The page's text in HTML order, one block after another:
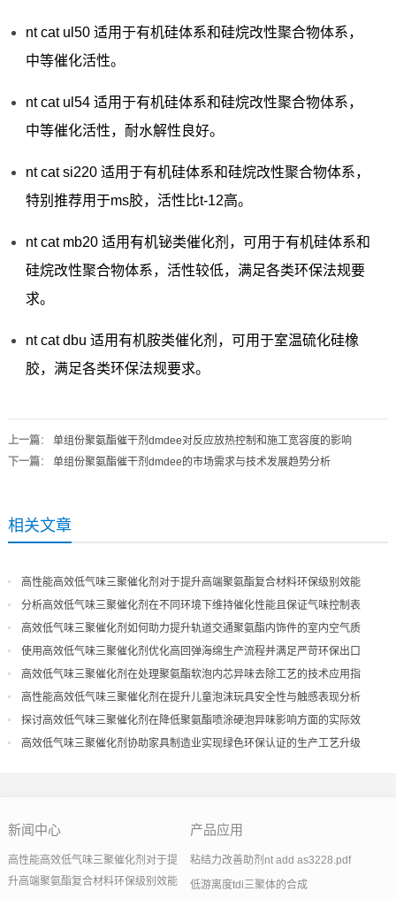
nt cat ul50 适用于有机硅体系和硅烷改性聚合物体系，
中等催化活性。
nt cat ul54 适用于有机硅体系和硅烷改性聚合物体系，
中等催化活性，耐水解性良好。
nt cat si220 适用于有机硅体系和硅烷改性聚合物体系，
特别推荐用于ms胶，活性比t-12高。
nt cat mb20 适用有机铋类催化剂，可用于有机硅体系和
硅烷改性聚合物体系，活性较低，满足各类环保法规要
求。
nt cat dbu 适用有机胺类催化剂，可用于室温硫化硅橡
胶，满足各类环保法规要求。
上一篇： 单组份聚氨酯催干剂dmdee对反应放热控制和施工宽容度的影响
下一篇： 单组份聚氨酯催干剂dmdee的市场需求与技术发展趋势分析
相关文章
高性能高效低气味三聚催化剂对于提升高端聚氨酯复合材料环保级别效能
分析高效低气味三聚催化剂在不同环境下维持催化性能且保证气味控制表
现
高效低气味三聚催化剂如何助力提升轨道交通聚氨酯内饰件的室内空气质
量
使用高效低气味三聚催化剂优化高回弹海绵生产流程并满足严苛环保出口
高效低气味三聚催化剂在处理聚氨酯软泡内芯异味去除工艺的技术应用指
导
高性能高效低气味三聚催化剂在提升儿童泡沫玩具安全性与触感表现分析
探讨高效低气味三聚催化剂在降低聚氨酯喷涂硬泡异味影响方面的实际效
果
高效低气味三聚催化剂协助家具制造业实现绿色环保认证的生产工艺升级
新闻中心
高性能高效低气味三聚催化剂对于提
升高端聚氨酯复合材料环保级别效能
产品应用
粘结力改善助剂nt add as3228.pdf
低游离度tdi三聚体的合成